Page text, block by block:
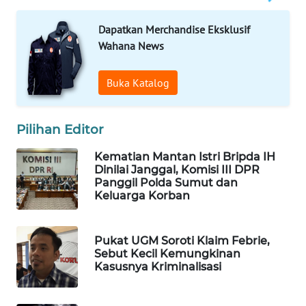
Dapatkan Merchandise Eksklusif
Wahana News
Buka Katalog
Pilihan Editor
Kematian Mantan Istri Bripda IH
Dinilai Janggal, Komisi III DPR
Panggil Polda Sumut dan
Keluarga Korban
Pukat UGM Soroti Klaim Febrie,
Sebut Kecil Kemungkinan
Kasusnya Kriminalisasi
WAHANA
DESA
WISATA
LAPAK
WAHANA
Wahana
KONSUMEN
LISTRIK
MASYARAKAT
KELISTRIKAN
WALINKI